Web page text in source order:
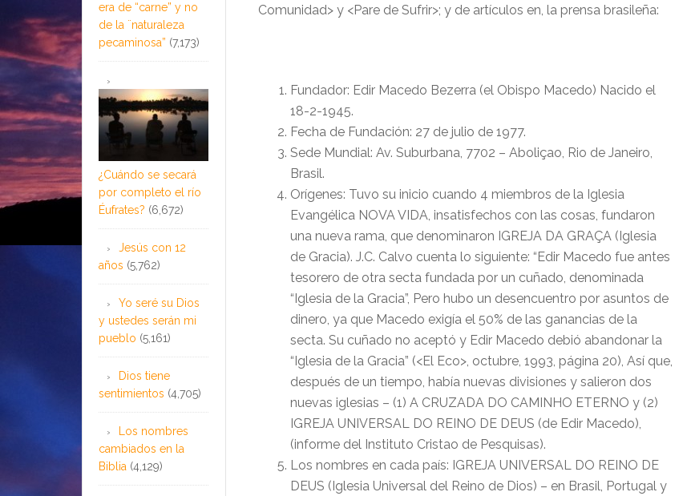
Comunidad> y <Pare de Sufrir>; y de artículos en, la prensa brasileña:
Fundador: Edir Macedo Bezerra (el Obispo Macedo) Nacido el
18-2-1945.
Fecha de Fundación: 27 de julio de 1977.
Sede Mundial: Av. Suburbana, 7702 – Aboliçao, Rio de Janeiro,
Brasil.
Orígenes: Tuvo su inicio cuando 4 miembros de la Iglesia
Evangélica NOVA VIDA, insatisfechos con las cosas, fundaron
una nueva rama, que denominaron IGREJA DA GRAÇA (Iglesia
de Gracia). J.C. Calvo cuenta lo siguiente: “Edir Macedo fue antes
tesorero de otra secta fundada por un cuñado, denominada
“Iglesia de la Gracia”, Pero hubo un desencuentro por asuntos de
dinero, ya que Macedo exigía el 50% de las ganancias de la
secta. Su cuñado no aceptó y Edir Macedo debió abandonar la
“Iglesia de la Gracia” (<El Eco>, octubre, 1993, página 20), Así que,
después de un tiempo, había nuevas divisiones y salieron dos
nuevas iglesias – (1) A CRUZADA DO CAMINHO ETERNO y (2)
IGREJA UNIVERSAL DO REINO DE DEUS (de Edir Macedo),
(informe del Instituto Cristao de Pesquisas).
Los nombres en cada país: IGREJA UNIVERSAL DO REINO DE
DEUS (Iglesia Universal del Reino de Dios) – en Brasil, Portugal y
era de “carne” y no
de la ¨naturaleza
pecaminosa” (7,173)
¿Cuándo se secará
por completo el río
Éufrates? (6,672)
Jesús con 12
años (5,762)
Yo seré su Dios
y ustedes serán mi
pueblo (5,161)
Dios tiene
sentimientos (4,705)
Los nombres
cambiados en la
Biblia (4,129)